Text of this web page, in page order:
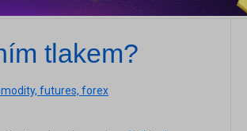
tlakem?
futures, forex